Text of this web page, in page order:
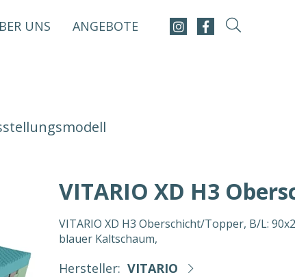
UNS ANGEBOTE
VITARIO XD H3
VITARIO XD H3 Oberschicht/Topper, B/L:
blauer Kaltschaum,
Hersteller: VITARIO